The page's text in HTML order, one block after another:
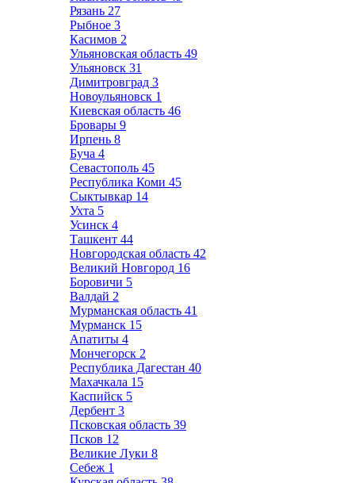
Рязань 27
Рыбное 3
Касимов 2
Ульяновская область 49
Ульяновск 31
Димитровград 3
Новоульяновск 1
Киевская область 46
Бровары 9
Ирпень 8
Буча 4
Севастополь 45
Республика Коми 45
Сыктывкар 14
Ухта 5
Усинск 4
Ташкент 44
Новгородская область 42
Великий Новгород 16
Боровичи 5
Валдай 2
Мурманская область 41
Мурманск 15
Апатиты 4
Мончегорск 2
Республика Дагестан 40
Махачкала 15
Каспийск 5
Дербент 3
Псковская область 39
Псков 12
Великие Луки 8
Себеж 1